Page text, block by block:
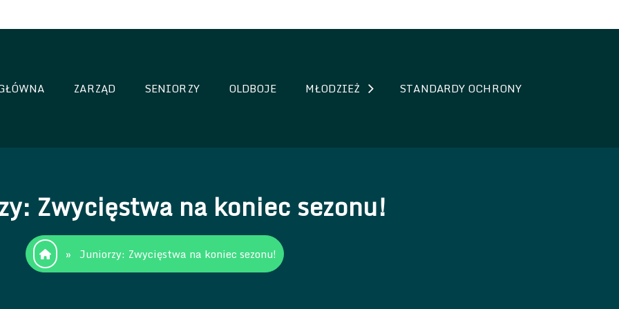
ZARZĄD SENIORZY OLDBOJE MŁODZIEŻ STANDARDY OCHRONY
Zwycięstwa na koniec sezonu!
» Juniorzy: Zwycięstwa na koniec sezonu!